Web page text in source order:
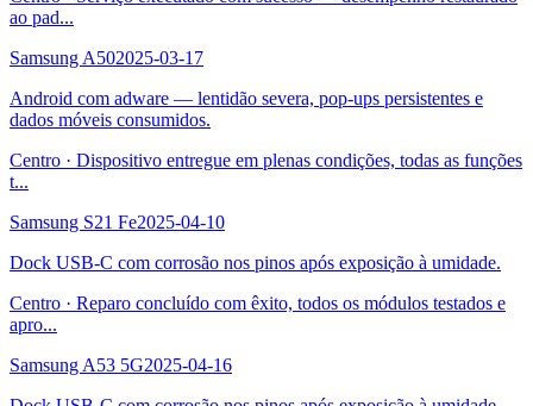
ao pad...
Samsung A502025-03-17
Android com adware — lentidão severa, pop-ups persistentes e
dados móveis consumidos.
Centro · Dispositivo entregue em plenas condições, todas as funções
t...
Samsung S21 Fe2025-04-10
Dock USB-C com corrosão nos pinos após exposição à umidade.
Centro · Reparo concluído com êxito, todos os módulos testados e
apro...
Samsung A53 5G2025-04-16